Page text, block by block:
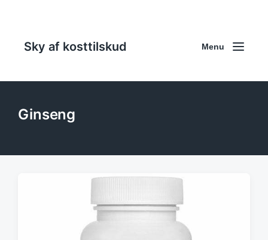
Sky af kosttilskud Menu
Ginseng